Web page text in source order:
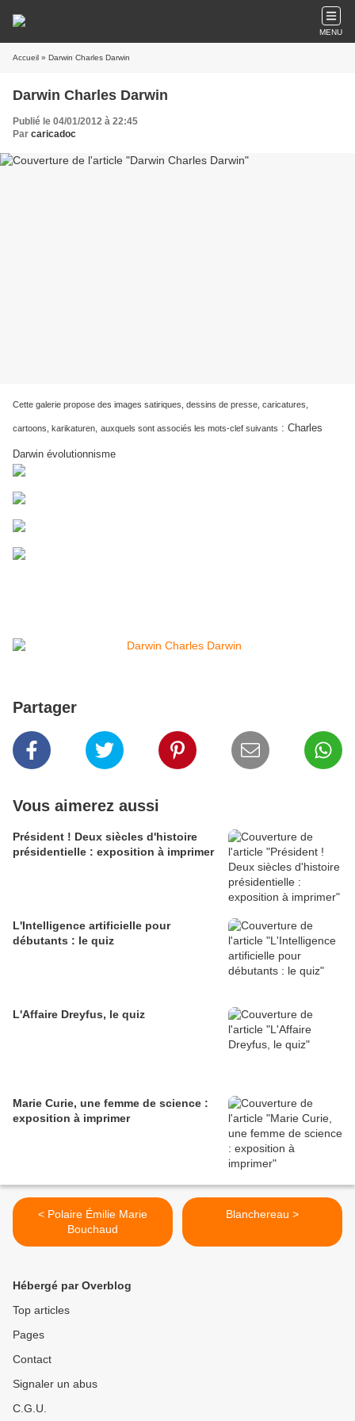
MENU
Accueil » Darwin Charles Darwin
Darwin Charles Darwin
Publié le 04/01/2012 à 22:45
Par caricadoc
Cette galerie propose des images satiriques, dessins de presse, caricatures,
cartoons, karikaturen, auxquels sont associés les mots-clef suivants : Charles
Darwin évolutionnisme
Partager
Vous aimerez aussi
Président ! Deux siècles d'histoire
présidentielle : exposition à imprimer
L'Intelligence artificielle pour
débutants : le quiz
L'Affaire Dreyfus, le quiz
Marie Curie, une femme de science :
exposition à imprimer
< Polaire Émilie Marie
Bouchaud
Blanchereau >
Hébergé par Overblog
Top articles
Pages
Contact
Signaler un abus
C.G.U.